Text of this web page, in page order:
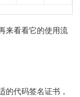
来看看它的使用流
的代码签名证书，